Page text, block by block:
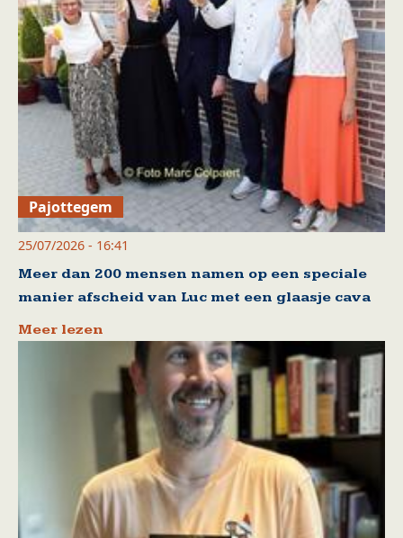
Pajottegem
25/07/2026 - 16:41
Meer dan 200 mensen namen op een speciale
manier afscheid van Luc met een glaasje cava
Meer lezen